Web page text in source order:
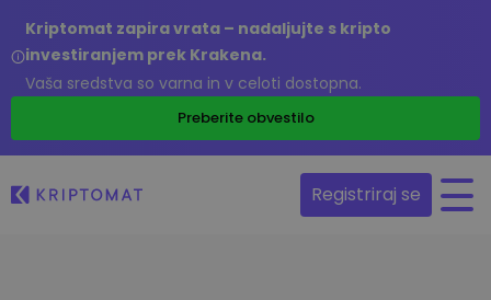
Kriptomat zapira vrata – nadaljujte s kripto
investiranjem prek Krakena.
Vaša sredstva so varna in v celoti dostopna.
Preberite obvestilo
Registriraj se